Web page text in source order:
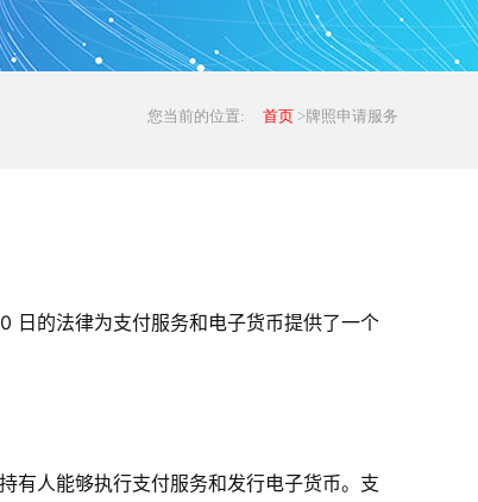
您当前的位置: 首页 >牌照申请服务
日的法律为支付服务和电子货币提供了一个
有人能够执行支付服务和发行电子货币。支